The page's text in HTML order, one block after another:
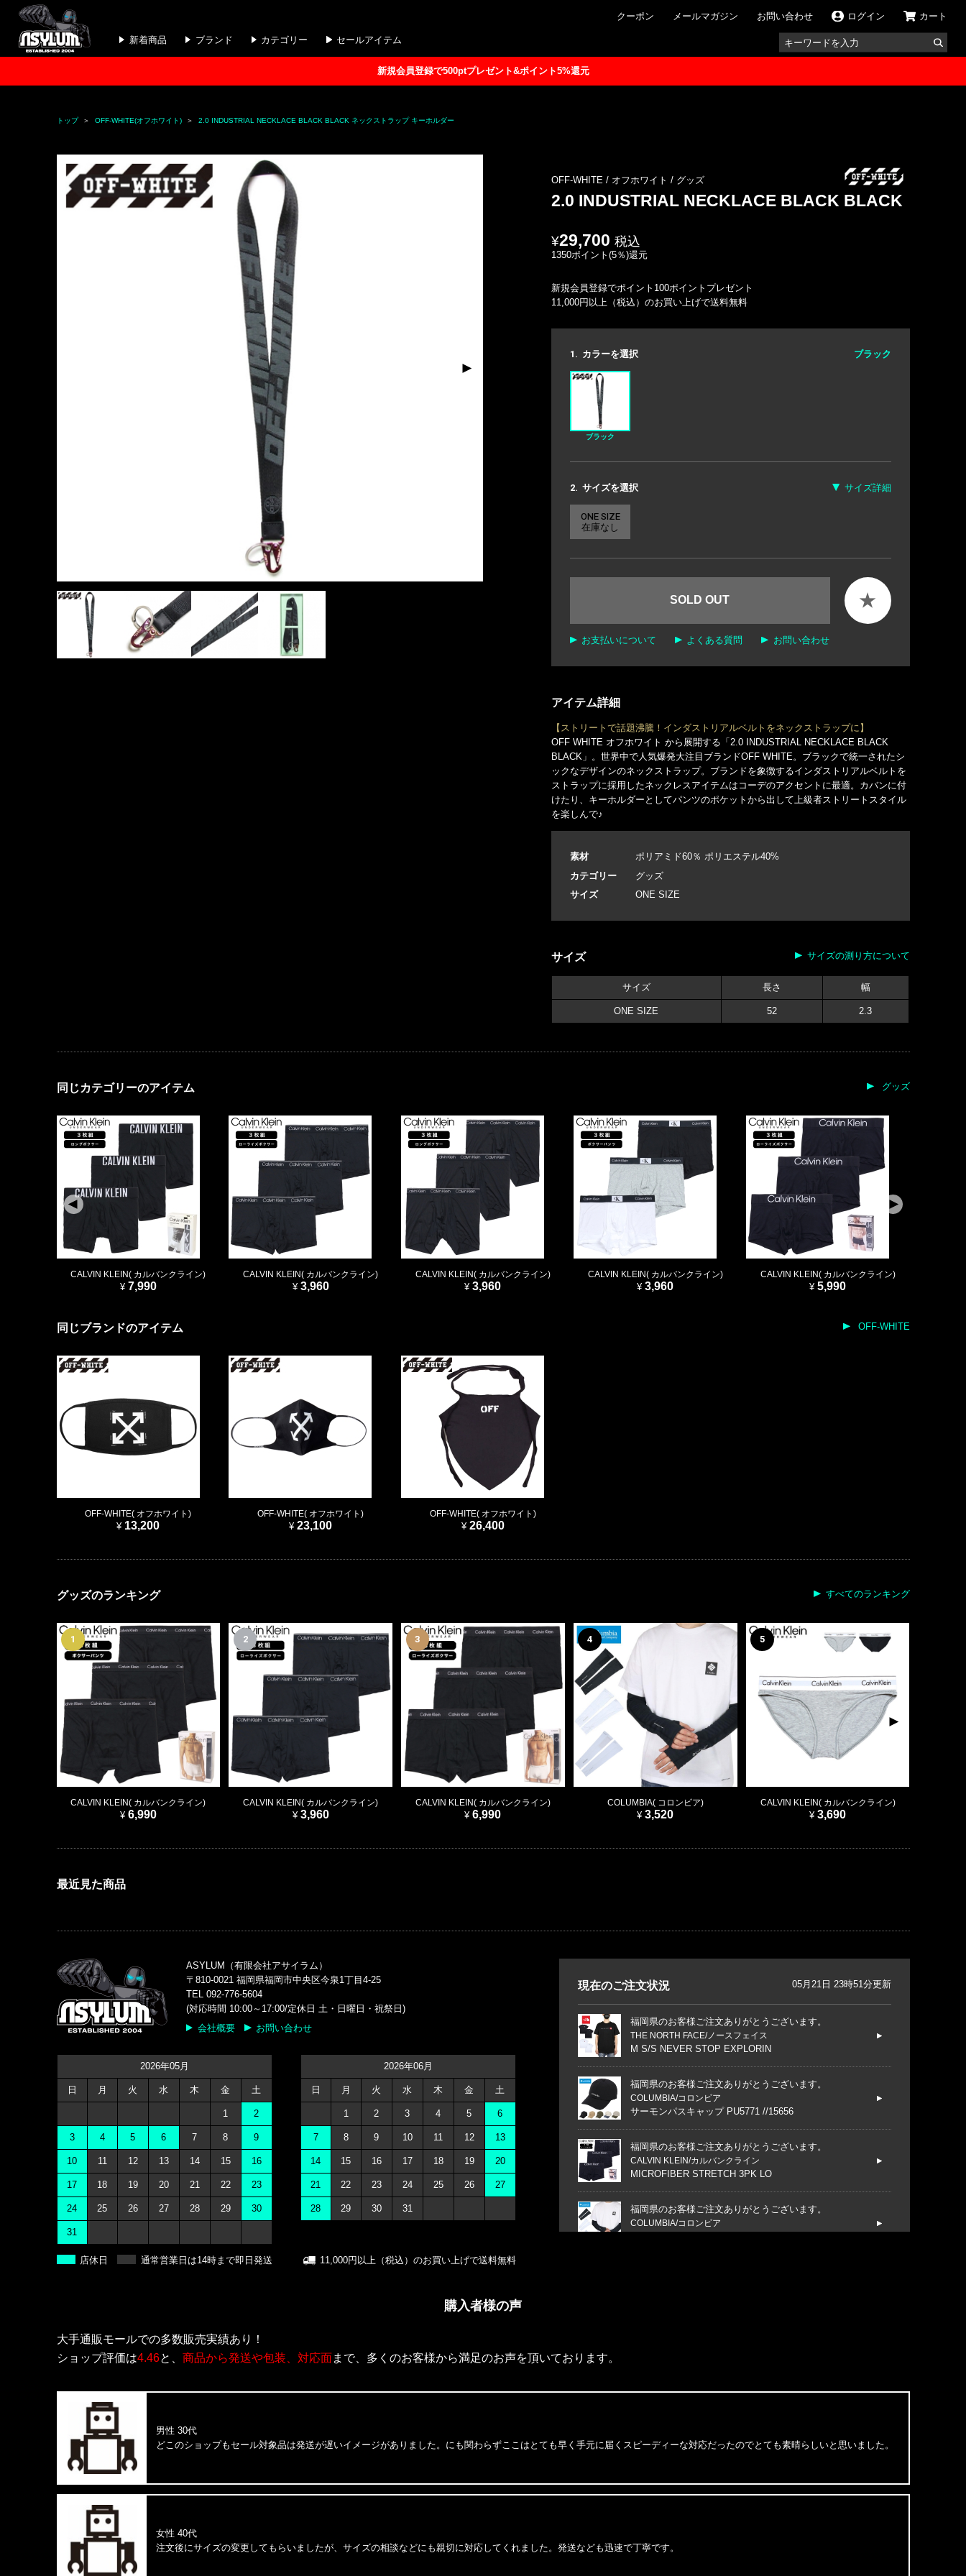
クーポン メールマガジン お問い合わせ ログイン カート
新着商品 ブランド カテゴリー セールアイテム
新規会員登録で500ptプレゼント&ポイント5%還元
トップ OFF-WHITE(オフホワイト) 2.0 INDUSTRIAL NECKLACE BLACK BLACK ネックストラップ キーホルダー
OFF-WHITE / オフホワイト / グッズ
2.0 INDUSTRIAL NECKLACE BLACK BLACK
29,700 税込
1350ポイント(5％)還元
新規会員登録でポイント100ポイントプレゼント
11,000円以上（税込）のお買い上げで送料無料
1. カラーを選択 ブラック
ブラック
2. サイズを選択 サイズ詳細
ONE SIZE
在庫なし
SOLD OUT ★
お支払いについて よくある質問 お問い合わせ
アイテム詳細
【ストリートで話題沸騰！インダストリアルベルトをネックストラップに】
OFF WHITE オフホワイト から展開する「2.0 INDUSTRIAL NECKLACE BLACK
BLACK」。世界中で人気爆発大注目ブランドOFF WHITE。ブラックで統一されたシ
ックなデザインのネックストラップ。ブランドを象徴するインダストリアルベルトを
ストラップに採用したネックレスアイテムはコーデのアクセントに最適。カバンに付
けたり、キーホルダーとしてパンツのポケットから出して上級者ストリートスタイル
を楽しんで♪
素材
ポリアミド60％ ポリエステル40%
カテゴリー
グッズ
サイズ
ONE SIZE
サイズ サイズの測り方について
サイズ 長さ 幅
ONE SIZE 52 2.3
同じカテゴリーのアイテム グッズ
CALVIN KLEIN( カルバンクライン)
7,990
CALVIN KLEIN( カルバンクライン)
3,960
CALVIN KLEIN( カルバンクライン)
3,960
CALVIN KLEIN( カルバンクライン)
3,960
CALVIN KLEIN( カルバンクライン)
5,990
同じブランドのアイテム OFF-WHITE
OFF-WHITE( オフホワイト)
13,200
OFF-WHITE( オフホワイト)
23,100
OFF-WHITE( オフホワイト)
26,400
グッズのランキング すべてのランキング
1
CALVIN KLEIN( カルバンクライン)
6,990
2
CALVIN KLEIN( カルバンクライン)
3,960
3
CALVIN KLEIN( カルバンクライン)
6,990
4
COLUMBIA( コロンビア)
3,520
5
CALVIN KLEIN( カルバンクライン)
3,690
最近見た商品
ASYLUM（有限会社アサイラム）
〒810-0021 福岡県福岡市中央区今泉1丁目4-25
TEL 092-776-5604
(対応時間 10:00～17:00/定休日 土・日曜日・祝祭日)
会社概要
お問い合わせ
2026年05月
日 月 火 水 木 金 土
1 2
3 4 5 6 7 8 9
10 11 12 13 14 15 16
17 18 19 20 21 22 23
24 25 26 27 28 29 30
31
2026年06月
日 月 火 水 木 金 土
1 2 3 4 5 6
7 8 9 10 11 12 13
14 15 16 17 18 19 20
21 22 23 24 25 26 27
28 29 30 31
店休日 通常営業日は14時まで即日発送 11,000円以上（税込）のお買い上げで送料無料
現在のご注文状況 05月21日 23時51分更新
福岡県のお客様ご注文ありがとうございます。
THE NORTH FACE/ノースフェイス
M S/S NEVER STOP EXPLORIN
福岡県のお客様ご注文ありがとうございます。
COLUMBIA/コロンビア
サーモンパスキャップ PU5771 //15656
福岡県のお客様ご注文ありがとうございます。
CALVIN KLEIN/カルバンクライン
MICROFIBER STRETCH 3PK LO
福岡県のお客様ご注文ありがとうございます。
COLUMBIA/コロンビア
ヤンキース キャップ '47 MVP ホ
S/S ORLEAN SPREE T-SHIRT
購入者様の声
大手通販モールでの多数販売実績あり！
ショップ評価は4.46と、 商品から発送や包装、対応面まで、多くのお客様から満足のお声を頂いております。
男性 30代
どこのショップもセール対象品は発送が遅いイメージがありました。にも関わらずここはとても早く手元に届くスピーディーな対応だったのでとても素晴らしいと思いました。
女性 40代
注文後にサイズの変更してもらいましたが、サイズの相談などにも親切に対応してくれました。発送なども迅速で丁寧です。